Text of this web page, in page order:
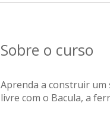
Sobre o curso
Aprenda a construir um
livre com o Bacula, a